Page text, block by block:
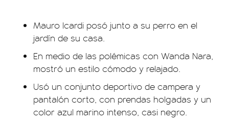
Mauro Icardi posó junto a su perro en el
jardín de su casa.
En medio de las polémicas con Wanda Nara,
mostró un estilo cómodo y relajado.
Usó un conjunto deportivo de campera y
pantalón corto, con prendas holgadas y un
color azul marino intenso, casi negro.